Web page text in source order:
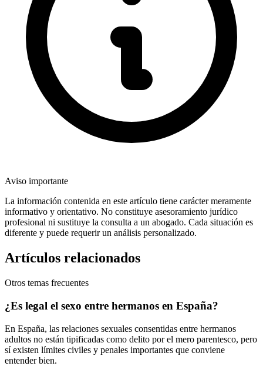
Aviso importante
La información contenida en este artículo tiene carácter meramente
informativo y orientativo. No constituye asesoramiento jurídico
profesional ni sustituye la consulta a un abogado. Cada situación es
diferente y puede requerir un análisis personalizado.
Artículos relacionados
Otros temas frecuentes
¿Es legal el sexo entre hermanos en España?
En España, las relaciones sexuales consentidas entre hermanos
adultos no están tipificadas como delito por el mero parentesco, pero
sí existen límites civiles y penales importantes que conviene
entender bien.